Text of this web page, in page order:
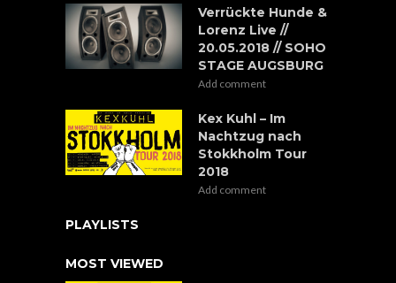
Verrückte Hunde &
Lorenz Live //
20.05.2018 // SOHO
STAGE AUGSBURG
Add comment
Kex Kuhl – Im
Nachtzug nach
Stokkholm Tour
2018
Add comment
PLAYLISTS
MOST VIEWED